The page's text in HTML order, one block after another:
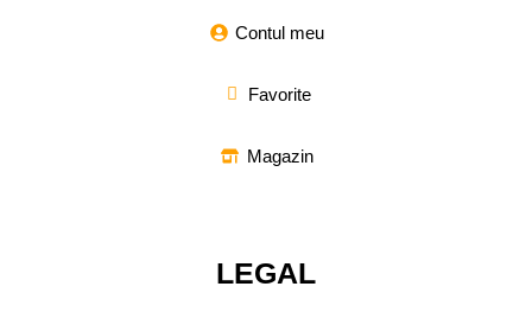
Contul meu
Favorite
Magazin
LEGAL